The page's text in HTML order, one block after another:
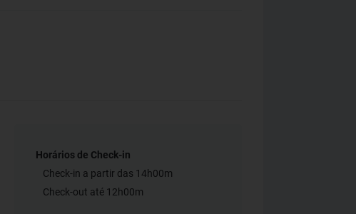
Horários de Check-in
Check-in a partir das 14h00m
Check-out até 12h00m